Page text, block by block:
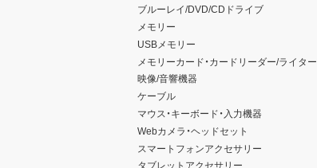
ブルーレイ/DVD/CDドライブ
メモリー
USBメモリー
メモリーカード・カードリーダー/ライター
映像/音響機器
ケーブル
マウス・キーボード・入力機器
Webカメラ・ヘッドセット
スマートフォンアクセサリー
タブレットアクセサリー